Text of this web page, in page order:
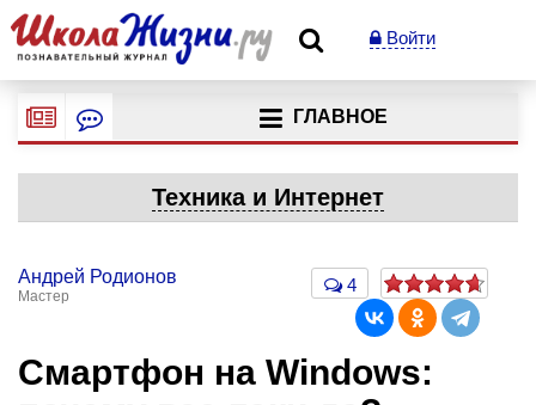
Войти
ГЛАВНОЕ
Техника и Интернет
Андрей Родионов
Мастер
4
Смартфон на Windows: